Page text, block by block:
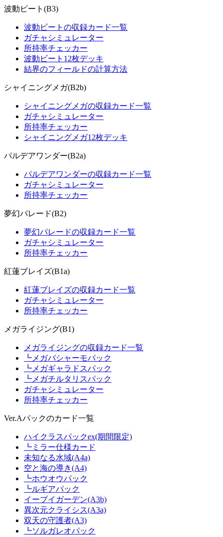
波動ビート(B3)
波動ビートの収録カード一覧
ガチャシミュレーター
所持率チェッカー
波動ビート12枚デッキ
結界のフィールドの計算方法
シャイニングメガ(B2b)
シャイニングメガの収録カード一覧
ガチャシミュレーター
所持率チェッカー
シャイニングメガ12枚デッキ
パルデアワンダー(B2a)
パルデアワンダーの収録カード一覧
ガチャシミュレーター
所持率チェッカー
夢幻パレード(B2)
夢幻パレードの収録カード一覧
ガチャシミュレーター
所持率チェッカー
紅蓮ブレイズ(B1a)
紅蓮ブレイズの収録カード一覧
ガチャシミュレーター
所持率チェッカー
メガライジング(B1)
メガライジングの収録カード一覧
┗メガバシャーモパック
┗メガギャラドスパック
┗メガチルタリスパック
ガチャシミュレーター
所持率チェッカー
Ver.Aパックのカード一覧
ハイクラスパックex(期間限定)
┗ミラー仕様カード
未知なる水域(A4a)
空と海の導き(A4)
┗ホウオウパック
┗ルギアパック
イーブイガーデン(A3b)
異次元クライシス(A3a)
双天の守護者(A3)
┗ソルガレオパック